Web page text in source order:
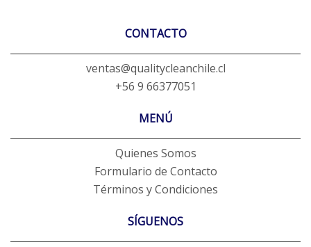
CONTACTO
ventas@qualitycleanchile.cl
+56 9 66377051
MENÚ
Quienes Somos
Formulario de Contacto
Términos y Condiciones
SÍGUENOS